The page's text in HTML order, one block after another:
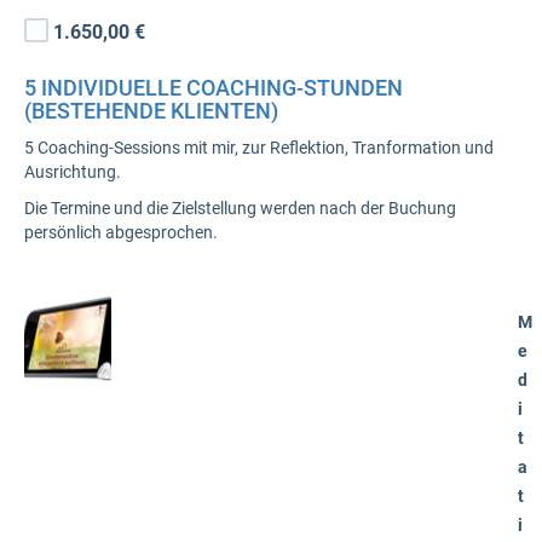
1.650,00 €
5 INDIVIDUELLE COACHING-STUNDEN
(BESTEHENDE KLIENTEN)
5 Coaching-Sessions mit mir, zur Reflektion, Tranformation und
Ausrichtung.
Die Termine und die Zielstellung werden nach der Buchung
persönlich abgesprochen.
M
e
d
i
t
a
t
i